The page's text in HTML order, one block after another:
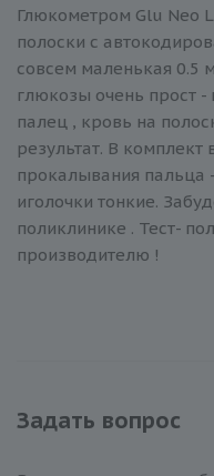
Глюкометром Glu Neo
полоски с
совсем маленькая 0.5
глюкозы очень прост -
палец , кровь на
результат. В комплект
прокалывания пальца
иголочки тонкие.
поликлинике . Тест-
производителю !
Задать вопрос